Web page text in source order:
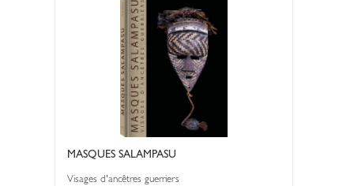
MASQUES SALAMPASU
Visages d'ancêtres guerriers